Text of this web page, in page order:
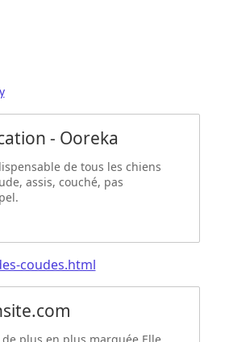
- Ooreka
de tous les chiens
assis, couché, pas
coudes.html